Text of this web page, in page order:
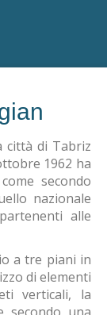
città di Tabriz
1962 ha
secondo
nazionale
alle
a tre piani in
di elementi
verticali, la